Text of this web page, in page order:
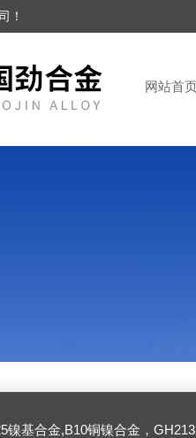
！
网站首
合金,B10铜镍合金，GH2132高温合金，C276